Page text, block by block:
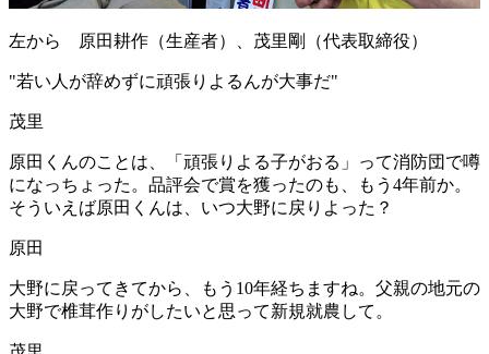
左から 原田耕作（生産者）、茂里剛（代表取締役）
"若い人が辞めずに頑張りよるんが大事だ"
茂里
原田くんのことは、「頑張りよる子がおる」って消防団で噂
になっちょった。品評会で賞を獲ったのも、もう4年前か。
そういえば原田くんは、いつ大野に戻りよった？
原田
大野に戻ってきてから、もう10年経ちますね。父親の地元の
大野で椎茸作りがしたいと思って新規就農して。